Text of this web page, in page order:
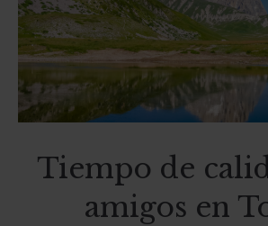
Tiempo de
amigos en